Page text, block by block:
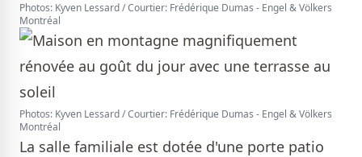
Photos: Kyven Lessard / Courtier: Frédérique Dumas - Engel & Völkers
Montréal
Photos: Kyven Lessard / Courtier: Frédérique Dumas - Engel & Völkers
Montréal
La salle familiale est dotée d'une porte patio